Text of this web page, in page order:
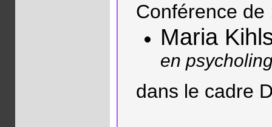
Conférence de
Maria
en
dans le cadre